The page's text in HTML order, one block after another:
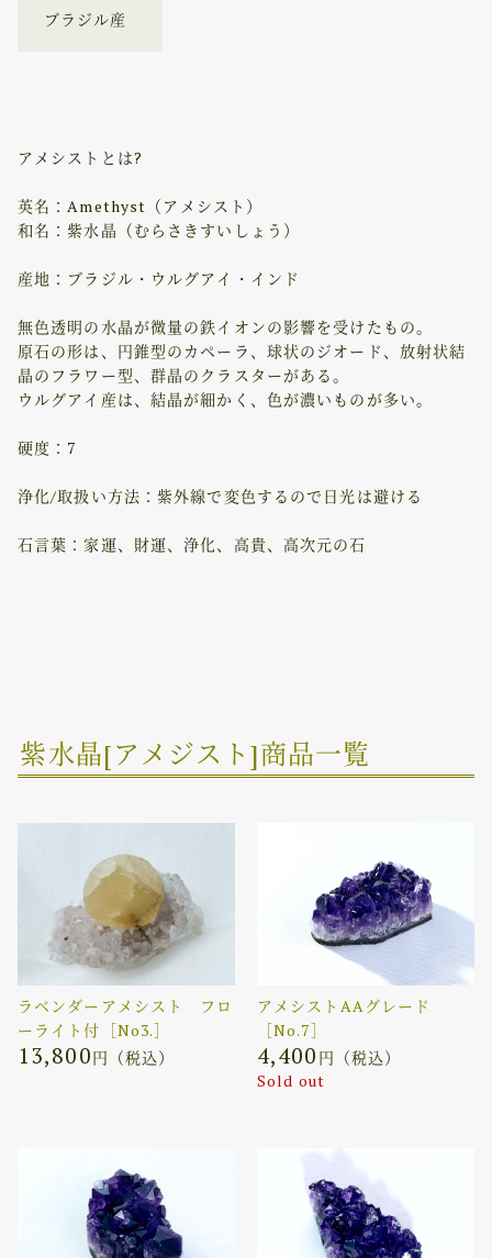
ブラジル産
アメシストとは?
英名：Amethyst（アメシスト）
和名：紫水晶（むらさきすいしょう）
産地：ブラジル・ウルグアイ・インド
無色透明の水晶が微量の鉄イオンの影響を受けたもの。
原石の形は、円錐型のカペーラ、球状のジオード、放射状結
晶のフラワー型、群晶のクラスターがある。
ウルグアイ産は、結晶が細かく、色が濃いものが多い。
硬度：7
浄化/取扱い方法：紫外線で変色するので日光は避ける
石言葉：家運、財運、浄化、高貴、高次元の石
紫水晶[アメジスト]商品一覧
ラベンダーアメシスト フロ
ーライト付［No3.］
13,800円（税込）
アメシストAAグレード
［No.7］
4,400 円（税込）
Sold out